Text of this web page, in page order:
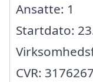
Ansatte: 1
Startdato:
CVR: